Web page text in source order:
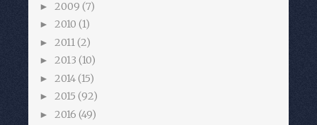
► 2009 (7)
► 2010 (1)
► 2011 (2)
► 2013 (10)
► 2014(15)
► 2015 (92)
► 2016 (49)